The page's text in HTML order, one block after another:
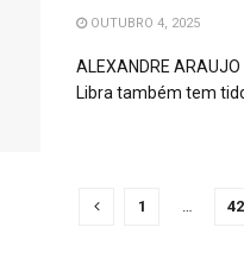
OUTUBRO 4, 2025
ALEXANDRE
Libra também tem
1